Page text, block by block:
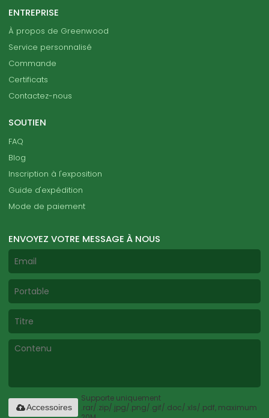
ENTREPRISE
À propos de Greenwood
Service personnalisé
Commande
Certificats
Contactez-nous
SOUTIEN
FAQ
Blog
Inscription à l'exposition
Guide d'expédition
Mode de paiement
ENVOYEZ VOTRE MESSAGE À NOUS
Supporte uniquement
.rar/.zip/.jpg/.png/.gif/.doc/.xls/.pdf, maximum
Accessoires